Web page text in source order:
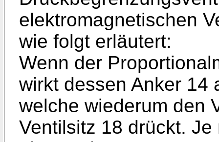
elektromagnetischen
wie folgt erläutert:
Wenn der
wirkt dessen Anker 14
welche wiederum den
Ventilsitz 18 drückt.